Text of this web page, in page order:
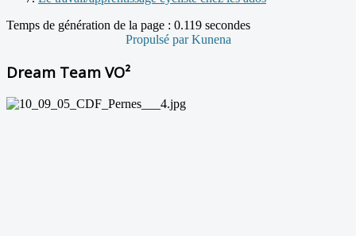
Temps de génération de la page : 0.119 secondes
Propulsé parKunena
Dream Team VO²